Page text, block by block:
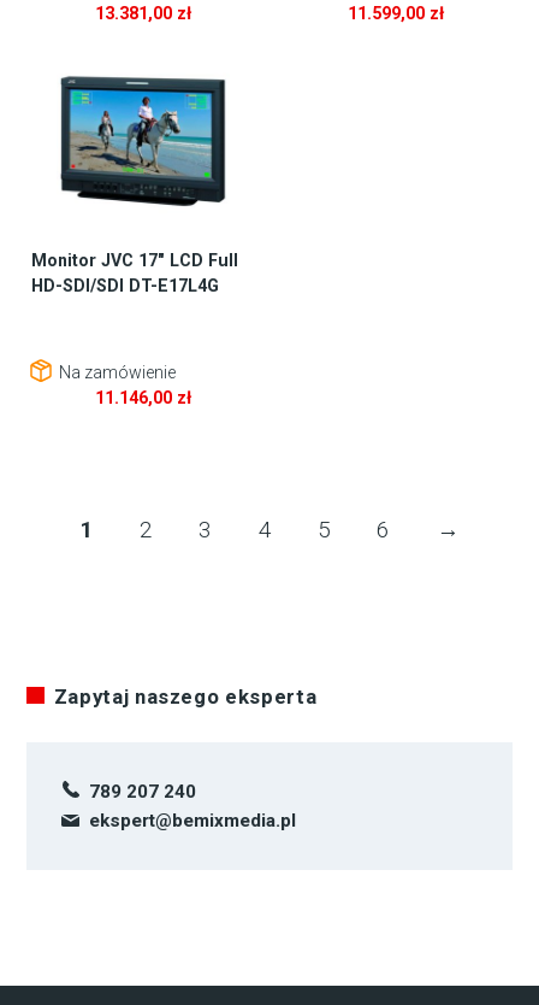
13.381,00 zł
11.599,00 zł
Monitor JVC 17″ LCD Full
HD-SDI/SDI DT-E17L4G
Na zamówienie
11.146,00 zł
1 2 3 4 5 6 →
Zapytaj naszego eksperta
789 207 240
ekspert@bemixmedia.pl